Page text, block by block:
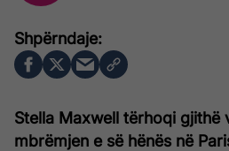
Stella Maxwell tërhoqi gjithë
mbrëmjen e së hënës në